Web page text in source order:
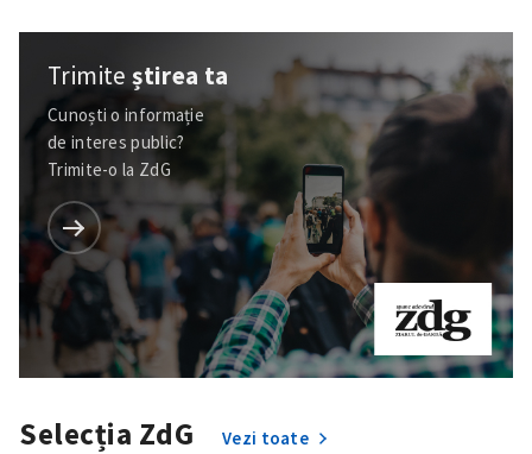
Trimiteștirea ta
Cunoști o informație
de interes public?
Trimite-o la ZdG
Selecția ZdG Vezi toate